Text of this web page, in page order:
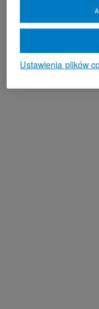
Ustawienia plików